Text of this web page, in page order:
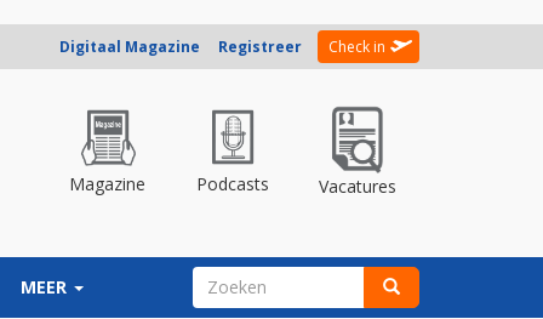
Digitaal Magazine Registreer Check in
Magazine Podcasts Vacatures
MEER ZOEKVELD